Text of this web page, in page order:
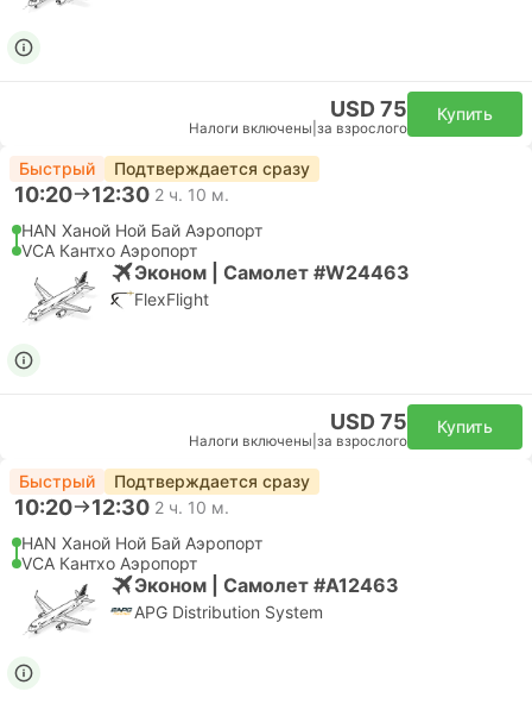
USD 75
Налоги включены за взрослого
Купить
Быстрый Подтверждается сразу
10:20 12:30 2 ч. 10 м.
HAN Ханой Ной Бай Аэропорт
VCA Кантхо Аэропорт
Эконом | Самолет #W24463
FlexFlight
USD 75
Налоги включены за взрослого
Купить
Быстрый Подтверждается сразу
10:20 12:30 2 ч. 10 м.
HAN Ханой Ной Бай Аэропорт
VCA Кантхо Аэропорт
Эконом | Самолет #A12463
APG Distribution System